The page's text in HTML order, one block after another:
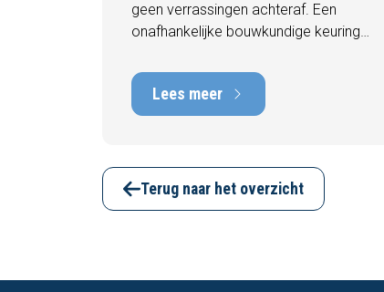
geen verrassingen achteraf. Een
onafhankelijke bouwkundige keuring
technische staat van de woning, inclusief
eventuele gebreken, onderhoudspunten
en te verwachten herstelkosten. In deze
zo belangrijk is en hoe een deskundige
bouwkundige inspectie u helpt om met
vertrouwen een woning te kopen of te
Lees meer
Terug naar het overzicht